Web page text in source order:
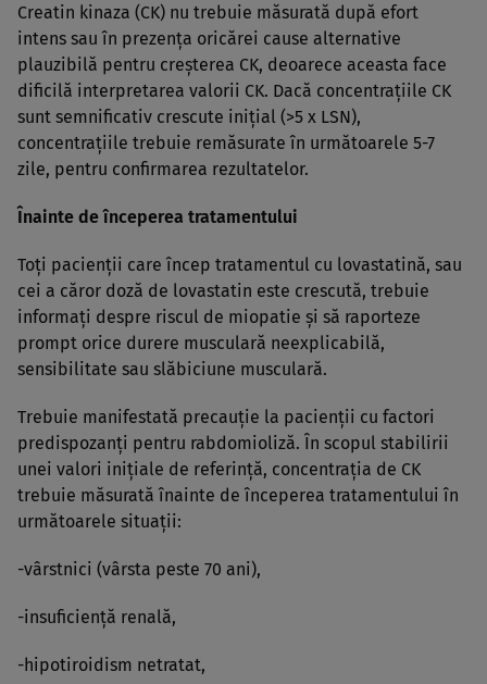
Creatin kinaza (CK) nu trebuie măsurată după efort
intens sau în prezenţa oricărei cause alternative
plauzibilă pentru creşterea CK, deoarece aceasta face
dificilă interpretarea valorii CK. Dacă concentraţiile CK
sunt semnificativ crescute iniţial (>5 x LSN),
concentraţiile trebuie remăsurate în următoarele 5-7
zile, pentru confirmarea rezultatelor.
Înainte de începerea tratamentului
Toţi pacienţii care încep tratamentul cu lovastatină, sau
cei a căror doză de lovastatin este crescută, trebuie
informaţi despre riscul de miopatie şi să raporteze
prompt orice durere musculară neexplicabilă,
sensibilitate sau slăbiciune musculară.
Trebuie manifestată precauţie la pacienţii cu factori
predispozanţi pentru rabdomioliză. În scopul stabilirii
unei valori iniţiale de referinţă, concentraţia de CK
trebuie măsurată înainte de începerea tratamentului în
următoarele situaţii:
-vârstnici (vârsta peste 70 ani),
-insuficienţă renală,
-hipotiroidism netratat,